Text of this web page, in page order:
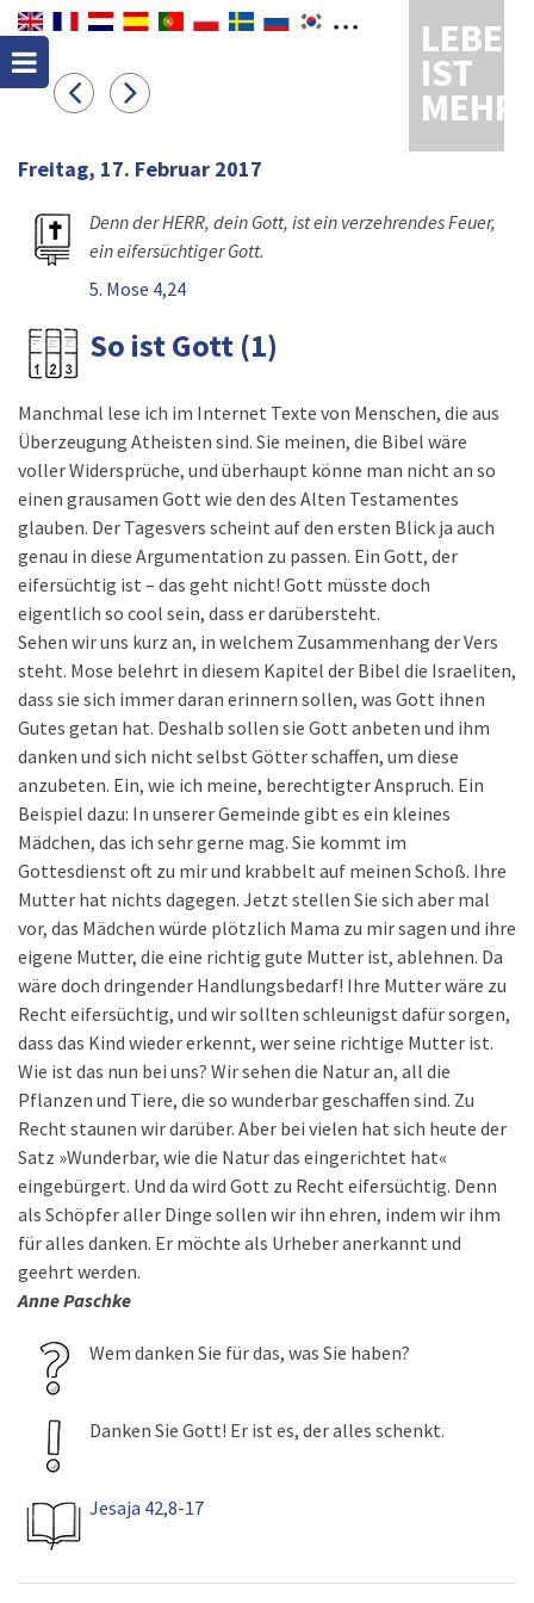
LEBEN
IST
MEHR
Freitag, 17. Februar 2017
Denn der HERR, dein Gott, ist ein verzehrendes Feuer,
ein eifersüchtiger Gott.
5. Mose 4,24
So ist Gott (1)
Manchmal lese ich im Internet Texte von Menschen, die aus
Überzeugung Atheisten sind. Sie meinen, die Bibel wäre
voller Widersprüche, und überhaupt könne man nicht an so
einen grausamen Gott wie den des Alten Testamentes
glauben. Der Tagesvers scheint auf den ersten Blick ja auch
genau in diese Argumentation zu passen. Ein Gott, der
eifersüchtig ist – das geht nicht! Gott müsste doch
eigentlich so cool sein, dass er darübersteht.
Sehen wir uns kurz an, in welchem Zusammenhang der Vers
steht. Mose belehrt in diesem Kapitel der Bibel die Israeliten,
dass sie sich immer daran erinnern sollen, was Gott ihnen
Gutes getan hat. Deshalb sollen sie Gott anbeten und ihm
danken und sich nicht selbst Götter schaffen, um diese
anzubeten. Ein, wie ich meine, berechtigter Anspruch. Ein
Beispiel dazu: In unserer Gemeinde gibt es ein kleines
Mädchen, das ich sehr gerne mag. Sie kommt im
Gottesdienst oft zu mir und krabbelt auf meinen Schoß. Ihre
Mutter hat nichts dagegen. Jetzt stellen Sie sich aber mal
vor, das Mädchen würde plötzlich Mama zu mir sagen und ihre
eigene Mutter, die eine richtig gute Mutter ist, ablehnen. Da
wäre doch dringender Handlungsbedarf! Ihre Mutter wäre zu
Recht eifersüchtig, und wir sollten schleunigst dafür sorgen,
dass das Kind wieder erkennt, wer seine richtige Mutter ist.
Wie ist das nun bei uns? Wir sehen die Natur an, all die
Pflanzen und Tiere, die so wunderbar geschaffen sind. Zu
Recht staunen wir darüber. Aber bei vielen hat sich heute der
Satz »Wunderbar, wie die Natur das eingerichtet hat«
eingebürgert. Und da wird Gott zu Recht eifersüchtig. Denn
als Schöpfer aller Dinge sollen wir ihn ehren, indem wir ihm
für alles danken. Er möchte als Urheber anerkannt und
geehrt werden.
Anne Paschke
Wem danken Sie für das, was Sie haben?
Danken Sie Gott! Er ist es, der alles schenkt.
Jesaja 42,8-17